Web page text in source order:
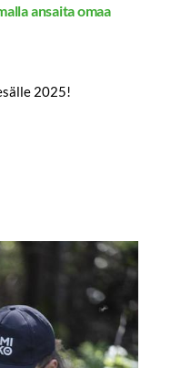
ansaita omaa
2025!